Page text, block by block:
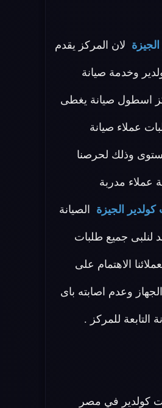
لان المركز يقدم
وخدمة صيانة
اسطول صيانة يغطى
عملاء صيانة
وذلك لحرصنا
عملاء مدربة
كولدير الجيزة الصيانة
لنلبى جميع طلبات
الاهتمام على
وعدم اصابته باى
للمركز .
كولدير في مصر